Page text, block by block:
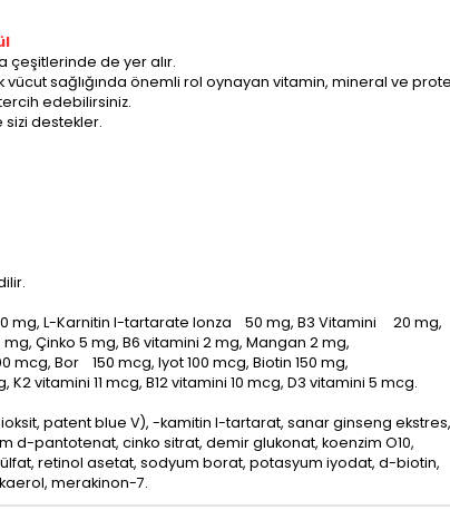
çeşitlerinde de yer alır.
sağlığında önemli rol oynayan vitamin, mineral ve
edebilirsiniz.
sizi destekler.
mg, L-Karnitin I-tartarate lonza 50 mg, B3 Vitamini 20 mg,
mg, Çinko 5 mg, B6 vitamini 2 mg, Mangan 2 mg,
mcg, Bor 150 mcg, Iyot 100 mcg, Biotin 150 mg,
vitamini 11 mcg, B12 vitamini 10 mcg, D3 vitamini 5 mcg.
patent blue V), -kamitin l-tartarat, sanar ginseng ekstres,
d-pantotenat, cinko sitrat, demir glukonat, koenzim O10,
retinol asetat, sodyum borat, potasyum iyodat, d-biotin,
merakinon-7.